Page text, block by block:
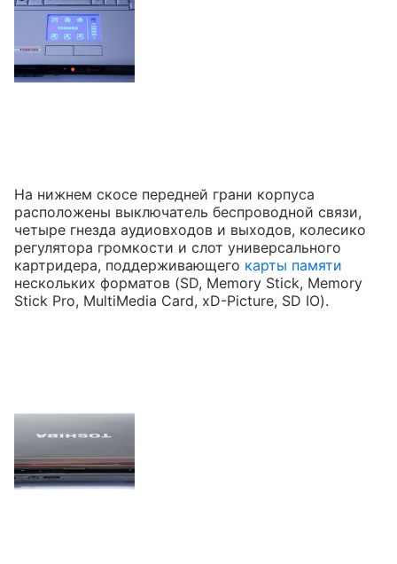
На нижнем скосе передней грани корпуса
расположены выключатель беспроводной связи,
четыре гнезда аудиовходов и выходов, колесико
регулятора громкости и слот универсального
картридера, поддерживающего карты памяти
нескольких форматов (SD, Memory Stick, Memory
Stick Pro, MultiMedia Card, xD-Picture, SD IO).